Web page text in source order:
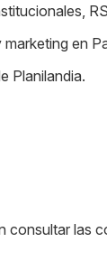
en
Planilandia.
consultar las